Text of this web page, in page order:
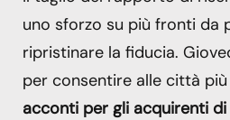
uno sforzo su più fronti da
ripristinare la fiducia.
per consentire alle città
acconti per gli acquirenti di